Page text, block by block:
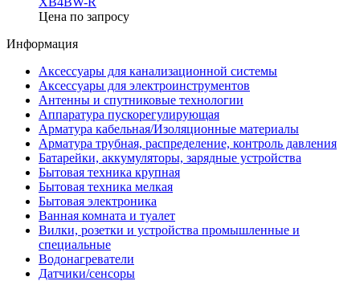
Цена по запросу
Информация
Аксессуары для канализационной системы
Аксессуары для электроинструментов
Антенны и спутниковые технологии
Аппаратура пускорегулирующая
Арматура кабельная/Изоляционные материалы
Арматура трубная, распределение, контроль давления
Батарейки, аккумуляторы, зарядные устройства
Бытовая техника крупная
Бытовая техника мелкая
Бытовая электроника
Ванная комната и туалет
Вилки, розетки и устройства промышленные и
специальные
Водонагреватели
Датчики/сенсоры